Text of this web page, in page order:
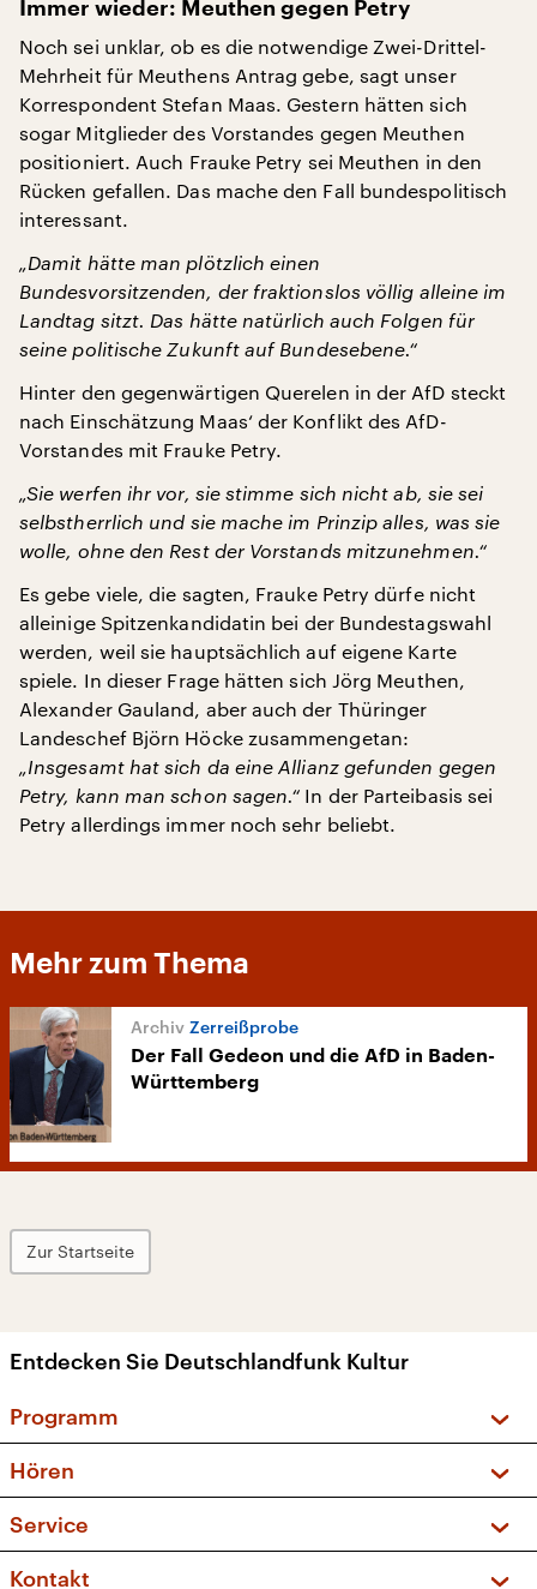
Immer wieder: Meuthen gegen Petry
Noch sei unklar, ob es die notwendige Zwei-Drittel-
Mehrheit für Meuthens Antrag gebe, sagt unser
Korrespondent Stefan Maas. Gestern hätten sich
sogar Mitglieder des Vorstandes gegen Meuthen
positioniert. Auch Frauke Petry sei Meuthen in den
Rücken gefallen. Das mache den Fall bundespolitisch
interessant.
„Damit hätte man plötzlich einen
Bundesvorsitzenden, der fraktionslos völlig alleine im
Landtag sitzt. Das hätte natürlich auch Folgen für
seine politische Zukunft auf Bundesebene.“
Hinter den gegenwärtigen Querelen in der AfD steckt
nach Einschätzung Maas‘ der Konflikt des AfD-
Vorstandes mit Frauke Petry.
„Sie werfen ihr vor, sie stimme sich nicht ab, sie sei
selbstherrlich und sie mache im Prinzip alles, was sie
wolle, ohne den Rest der Vorstands mitzunehmen.“
Es gebe viele, die sagten, Frauke Petry dürfe nicht
alleinige Spitzenkandidatin bei der Bundestagswahl
werden, weil sie hauptsächlich auf eigene Karte
spiele. In dieser Frage hätten sich Jörg Meuthen,
Alexander Gauland, aber auch der Thüringer
Landeschef Björn Höcke zusammengetan:
„Insgesamt hat sich da eine Allianz gefunden gegen
Petry, kann man schon sagen.“ In der Parteibasis sei
Petry allerdings immer noch sehr beliebt.
Mehr zum Thema
Zerreißprobe
Der Fall Gedeon und die AfD in Baden-
Württemberg
Zur Startseite
Entdecken Sie Deutschlandfunk Kultur
Programm
Sendungen und Podcasts
Musikliste
Kakadu – Das Kinderprogramm
Hören
Frequenzen (UKW + DAB+)
Service
FAQ
Kontakt